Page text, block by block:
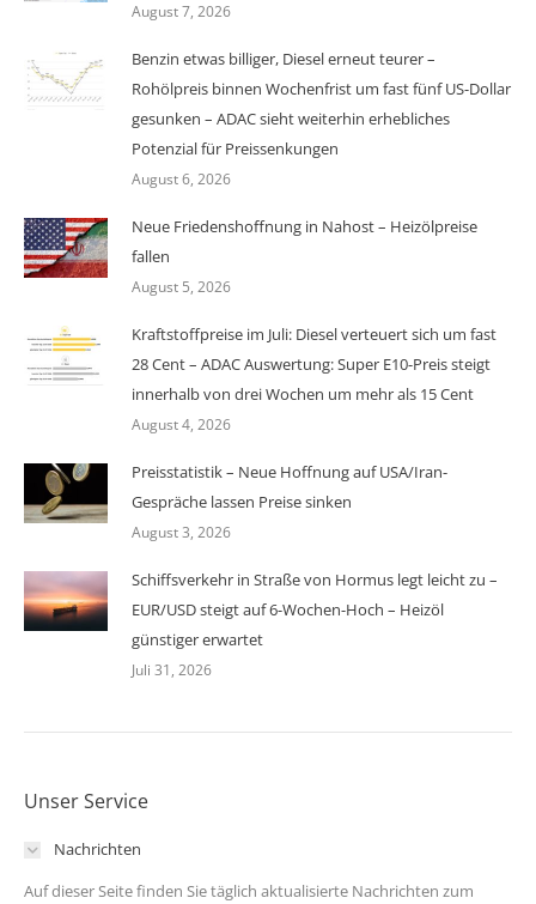
August 7, 2026
Benzin etwas billiger, Diesel erneut teurer –
Rohölpreis binnen Wochenfrist um fast fünf US-Dollar
gesunken – ADAC sieht weiterhin erhebliches
Potenzial für Preissenkungen
August 6, 2026
Neue Friedenshoffnung in Nahost – Heizölpreise
fallen
August 5, 2026
Kraftstoffpreise im Juli: Diesel verteuert sich um fast
28 Cent – ADAC Auswertung: Super E10-Preis steigt
innerhalb von drei Wochen um mehr als 15 Cent
August 4, 2026
Preisstatistik – Neue Hoffnung auf USA/Iran-
Gespräche lassen Preise sinken
August 3, 2026
Schiffsverkehr in Straße von Hormus legt leicht zu –
EUR/USD steigt auf 6-Wochen-Hoch – Heizöl
günstiger erwartet
Juli 31, 2026
Unser Service
Nachrichten
Auf dieser Seite finden Sie täglich aktualisierte Nachrichten zum